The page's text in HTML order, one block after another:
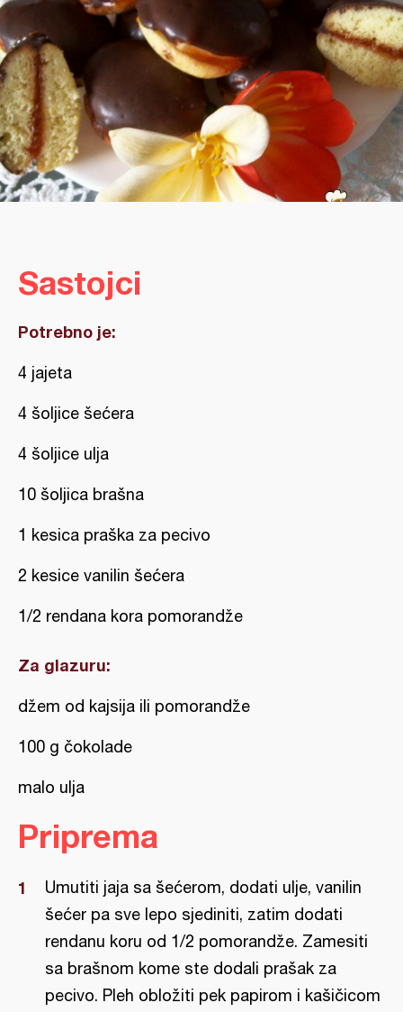
Sastojci
Potrebno je:
4 jajeta
4 šoljice šećera
4 šoljice ulja
10 šoljica brašna
1 kesica praška za pecivo
2 kesice vanilin šećera
1/2 rendana kora pomorandže
Za glazuru:
džem od kajsija ili pomorandže
100 g čokolade
malo ulja
Priprema
Umutiti jaja sa šećerom, dodati ulje, vanilin
šećer pa sve lepo sjediniti, zatim dodati
rendanu koru od 1/2 pomorandže. Zamesiti
sa brašnom kome ste dodali prašak za
pecivo. Pleh obložiti pek papirom i kašičicom